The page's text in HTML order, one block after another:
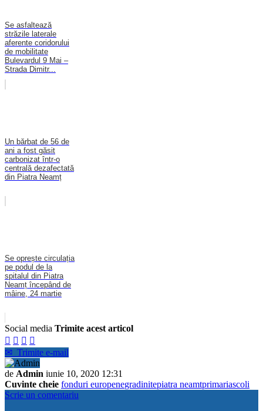
Se asfaltează
străzile laterale
aferente coridorului
de mobilitate
Bulevardul 9 Mai –
Strada Dimitr...
Un bărbat de 56 de
ani a fost găsit
carbonizat într-o
centrală dezafectată
din Piatra Neamț
Se oprește circulația
pe podul de la
spitalul din Piatra
Neamț începând de
mâine, 24 martie
Social media Trimite acest articol
   
✉ Trimite e-mail
de Admin iunie 10, 2020 12:31
Cuvinte cheie fonduri europenegradinitepiatra neamtprimariascoli
Scrie un comentariu